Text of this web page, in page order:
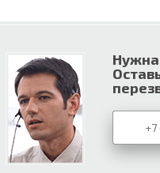
Нужна